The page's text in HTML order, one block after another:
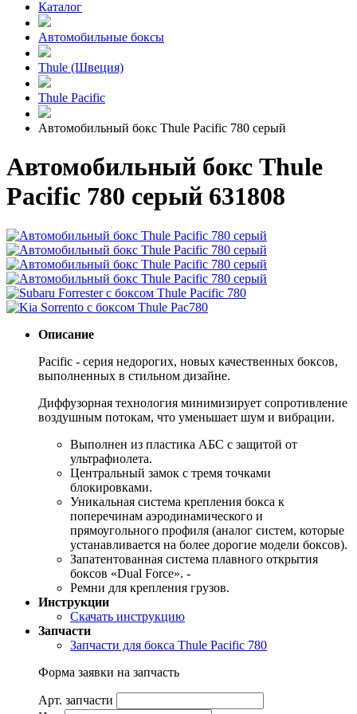
Каталог
Автомобильные боксы
Thule (Швеция)
Thule Pacific
Автомобильный бокс Thule Pacific 780 серый
Автомобильный бокс Thule
Pacific 780 серый 631808
Описание
Pacific - серия недорогих, новых качественных боксов,
выполненных в стильном дизайне.
Диффузорная технология минимизирует сопротивление
воздушным потокам, что уменьшает шум и вибрации.
Выполнен из пластика АБС с защитой от
ультрафиолета.
Центральный замок с тремя точками
блокировками.
Уникальная система крепления бокса к
поперечинам аэродинамического и
прямоугольного профиля (аналог систем, которые
устанавливается на более дорогие модели боксов).
Запатентованная система плавного открытия
боксов «Dual Force». -
Ремни для крепления грузов.
Инструкции
Скачать инструкцию
Запчасти
Запчасти для бокса Thule Pacific 780
Форма заявки на запчасть
Арт. запчасти